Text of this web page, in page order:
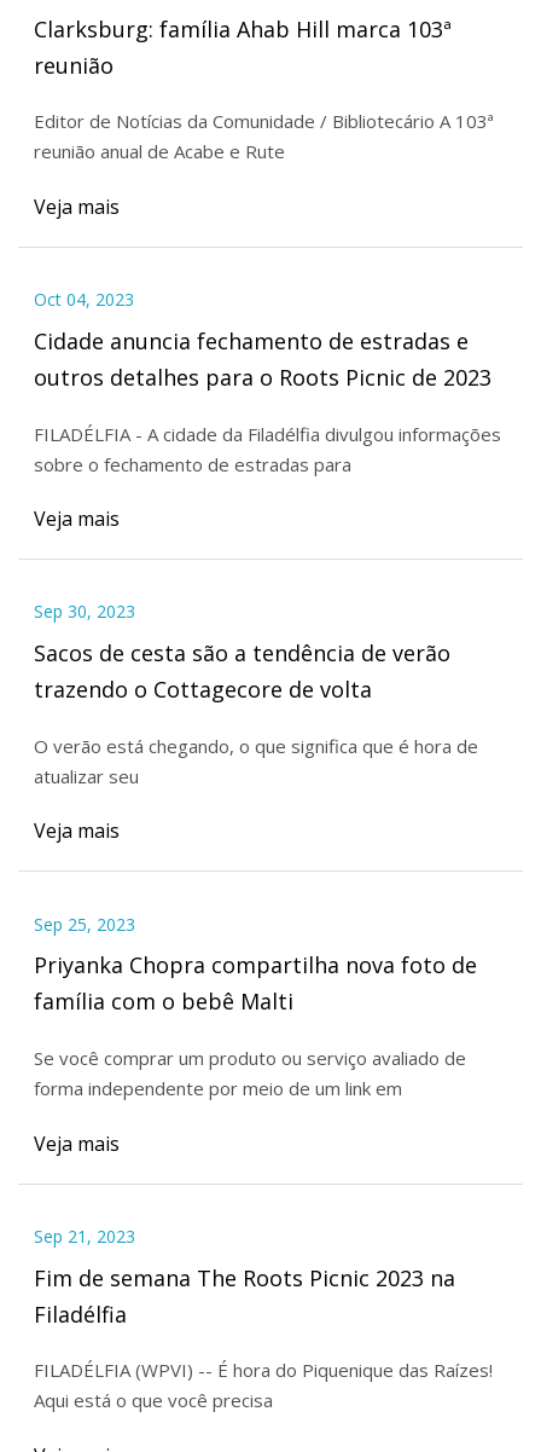
Clarksburg: família Ahab Hill marca 103ª
reunião
Editor de Notícias da Comunidade / Bibliotecário A 103ª
reunião anual de Acabe e Rute
Veja mais
Oct 04, 2023
Cidade anuncia fechamento de estradas e
outros detalhes para o Roots Picnic de 2023
FILADÉLFIA - A cidade da Filadélfia divulgou informações
sobre o fechamento de estradas para
Veja mais
Sep 30, 2023
Sacos de cesta são a tendência de verão
trazendo o Cottagecore de volta
O verão está chegando, o que significa que é hora de
atualizar seu
Veja mais
Sep 25, 2023
Priyanka Chopra compartilha nova foto de
família com o bebê Malti
Se você comprar um produto ou serviço avaliado de
forma independente por meio de um link em
Veja mais
Sep 21, 2023
Fim de semana The Roots Picnic 2023 na
Filadélfia
FILADÉLFIA (WPVI) -- É hora do Piquenique das Raízes!
Aqui está o que você precisa